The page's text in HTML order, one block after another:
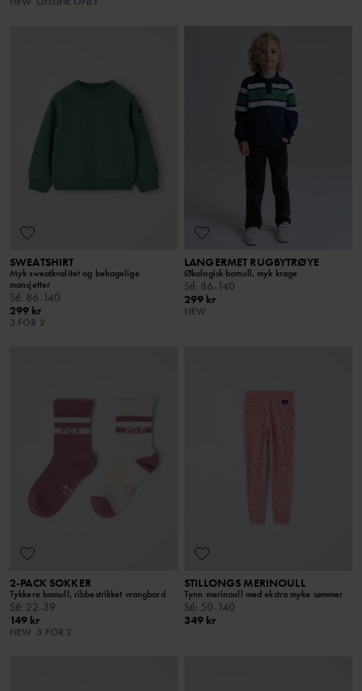
SWEATSHIRT
Myk sweatkvalitet og behagelige
mansjetter
Stl: 86-140
299 kr
3 FOR 2
LANGERMET RUGBYTRØYE
Økologisk bomull, myk krage
Stl: 86-140
299 kr
NEW
2-PACK SOKKER
Tykkere bomull, ribbestrikket vrangbord
Stl: 22-39
149 kr
NEW 3 FOR 2
STILLONGS MERINOULL
Tynn merinoull med ekstra myke sømmer
Stl: 50-140
349 kr